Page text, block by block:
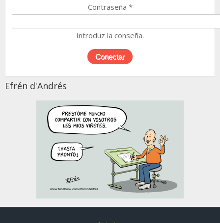
Contraseña *
Introduz la conseña.
Efrén d'Andrés